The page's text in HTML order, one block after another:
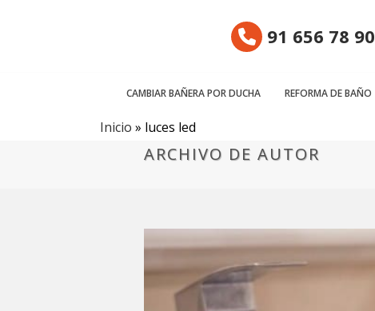
91 656 78 90
CAMBIAR BAÑERA POR DUCHA REFORMA DE BAÑO
Inicio » luces led
ARCHIVO DE AUTOR